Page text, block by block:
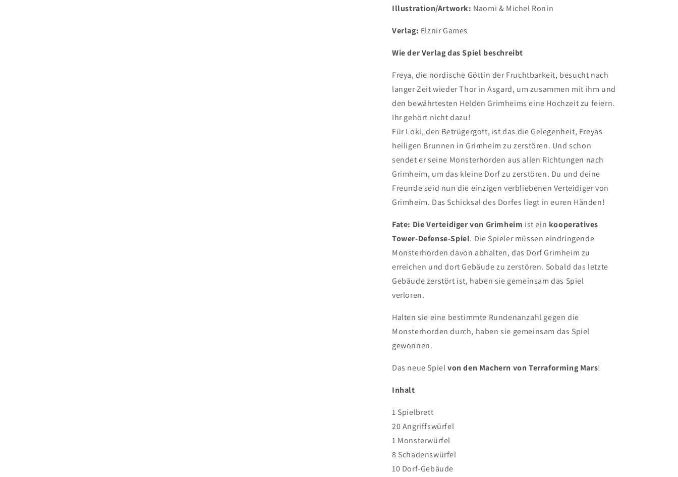
Illustration/Artwork: Naomi & Michel Ronin
Verlag: Elznir Games
Wie der Verlag das Spiel beschreibt
Freya, die nordische Göttin der Fruchtbarkeit, besucht nach
langer Zeit wieder Thor in Asgard, um zusammen mit ihm und
den bewährtesten Helden Grimheims eine Hochzeit zu feiern.
Ihr gehört nicht dazu!
Für Loki, den Betrügergott, ist das die Gelegenheit, Freyas
heiligen Brunnen in Grimheim zu zerstören. Und schon
sendet er seine Monsterhorden aus allen Richtungen nach
Grimheim, um das kleine Dorf zu zerstören. Du und deine
Freunde seid nun die einzigen verbliebenen Verteidiger von
Grimheim. Das Schicksal des Dorfes liegt in euren Händen!
Fate: Die Verteidiger von Grimheim ist ein kooperatives
Tower-Defense-Spiel. Die Spieler müssen eindringende
Monsterhorden davon abhalten, das Dorf Grimheim zu
erreichen und dort Gebäude zu zerstören. Sobald das letzte
Gebäude zerstört ist, haben sie gemeinsam das Spiel
verloren.
Halten sie eine bestimmte Rundenanzahl gegen die
Monsterhorden durch, haben sie gemeinsam das Spiel
gewonnen.
Das neue Spielvon den Machern von Terraforming Mars!
Inhalt
1 Spielbrett
20 Angriffswürfel
1 Monsterwürfel
8 Schadenswürfel
10 Dorf-Gebäude